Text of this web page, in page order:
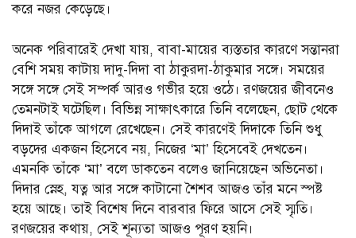
করে নজর কেড়েছে।
অনেক পরিবারেই দেখা যায়, বাবা-মায়ের ব্যস্ততার কারণে সন্তানরা
বেশি সময় কাটায় দাদু-দিদা বা ঠাকুরদা-ঠাকুমার সঙ্গে। সময়ের
সঙ্গে সঙ্গে সেই সম্পর্ক আরও গভীর হয়ে ওঠে। রণজয়ের জীবনেও
তেমনটাই ঘটেছিল। বিভিন্ন সাক্ষাৎকারে তিনি বলেছেন, ছোট থেকে
দিদাই তাঁকে আগলে রেখেছেন। সেই কারণেই দিদাকে তিনি শুধু
বড়দের একজন হিসেবে নয়, নিজের ‘মা’ হিসেবেই দেখতেন।
এমনকি তাঁকে ‘মা’ বলে ডাকতেন বলেও জানিয়েছেন অভিনেতা।
দিদার স্নেহ, যত্ন আর সঙ্গে কাটানো শৈশব আজও তাঁর মনে স্পষ্ট
হয়ে আছে। তাই বিশেষ দিনে বারবার ফিরে আসে সেই স্মৃতি।
রণজয়ের কথায়, সেই শূন্যতা আজও পূরণ হয়নি।